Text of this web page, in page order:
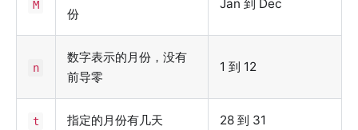
M
份
Jan 到 Dec
n
数字表示的月份，没有
前导零
1 到 12
t 指定的月份有几天 28 到 31